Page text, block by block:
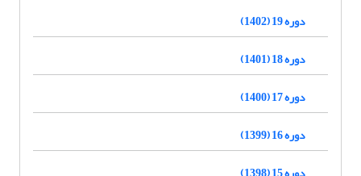
دوره 19 (1402)
دوره 18 (1401)
دوره 17 (1400)
دوره 16 (1399)